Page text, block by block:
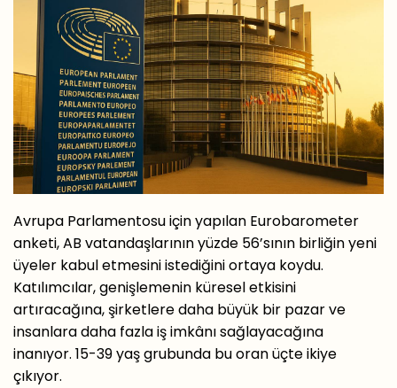
Avrupa Parlamentosu için yapılan Eurobarometer
anketi, AB vatandaşlarının yüzde 56’sının birliğin yeni
üyeler kabul etmesini istediğini ortaya koydu.
Katılımcılar, genişlemenin küresel etkisini
artıracağına, şirketlere daha büyük bir pazar ve
insanlara daha fazla iş imkânı sağlayacağına
inanıyor. 15-39 yaş grubunda bu oran üçte ikiye
çıkıyor.